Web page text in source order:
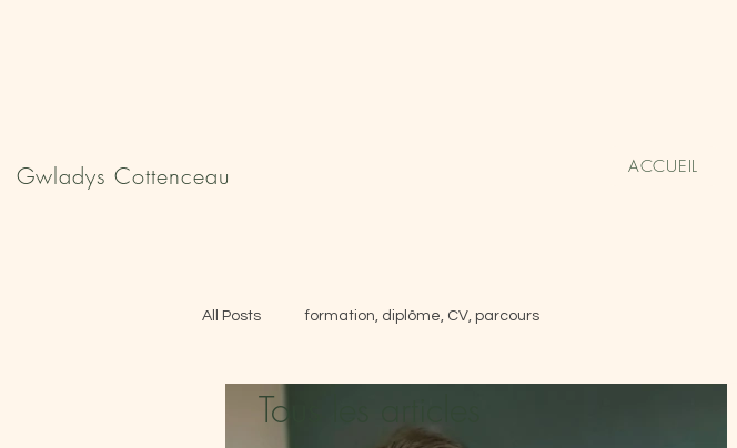
Gwladys Cottenceau ACCUEIL
All Posts formation, diplôme, CV, parcours
Tous les articles